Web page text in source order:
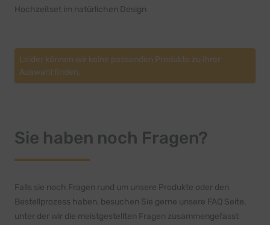
Hochzeitset im natürlichen Design
Leider können wir keine passenden Produkte zu ihrer
Auswahl finden.
Sie haben noch Fragen?
Falls sie noch Fragen rund um unsere Produkte oder den
Bestellprozess haben, besuchen Sie gerne unsere FAQ Seite,
unter der wir die meistgestellten Fragen zusammengefasst